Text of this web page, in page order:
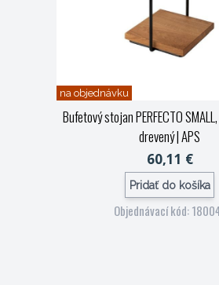
na objednávku
Bufetový stojan PERFECTO
drevený| APS
60,11 €
Pridať do košíka
Objednávací kód: